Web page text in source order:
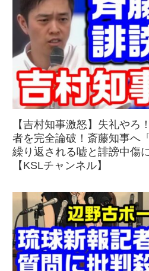
【吉村知事激怒】失礼やろ
者を完全論破！斎藤知事へ
繰り返される嘘と誹謗中傷
【KSLチャンネル】